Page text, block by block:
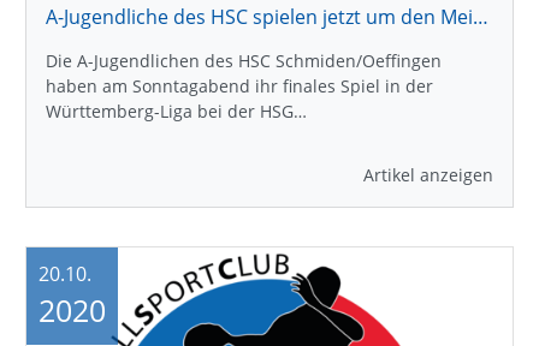
A-Jugendliche des HSC spielen jetzt um den Meistertitel
Die A-Jugendlichen des HSC Schmiden/Oeffingen
haben am Sonntagabend ihr finales Spiel in der
Württemberg-Liga bei der HSG…
Artikel anzeigen
20.10.
2020